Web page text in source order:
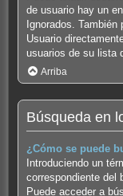
de usuario hay un
Ignorados. También
Usuario
usuarios de su lista
Arriba
Búsqueda en
¿Cómo se puede
Introduciendo un
correspondiente del
Puede acceder a